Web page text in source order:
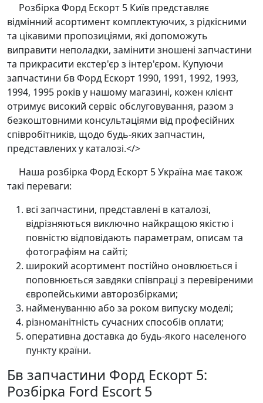
Розбірка Форд Ескорт 5 Київ представляє
відмінний асортимент комплектуючих, з рідкісними
та цікавими пропозиціями, які допоможуть
виправити неполадки, замінити зношені запчастини
та прикрасити екстер'єр з інтер'єром. Купуючи
запчастини бв Форд Ескорт 1990, 1991, 1992, 1993,
1994, 1995 років у нашому магазині, кожен клієнт
отримує високий сервіс обслуговування, разом з
безкоштовними консультаціями від професійних
співробітників, щодо будь-яких запчастин,
представлених у каталозі.</>
Наша розбірка Форд Ескорт 5 Україна має також
такі переваги:
всі запчастини, представлені в каталозі,
відрізняються виключно найкращою якістю і
повністю відповідають параметрам, описам та
фотографіям на сайті;
широкий асортимент постійно оновлюється і
поповнюється завдяки співпраці з перевіреними
європейськими авторозбірками;
найменуванню або за роком випуску моделі;
різноманітність сучасних способів оплати;
оперативна доставка до будь-якого населеного
пункту країни.
Бв запчастини Форд Ескорт 5:
Розбірка Ford Escort 5